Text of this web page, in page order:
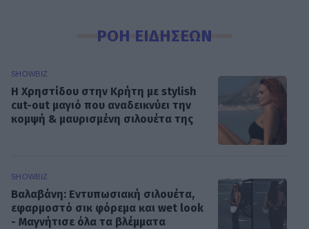
ΡΟΗ ΕΙΔΗΣΕΩΝ
SHOWBIZ
Η Χρηστίδου στην Κρήτη με stylish
cut-out μαγιό που αναδεικνύει την
κομψή & μαυρισμένη σιλουέτα της
SHOWBIZ
Βαλαβάνη: Εντυπωσιακή σιλουέτα,
εφαρμοστό σικ φόρεμα και wet look
- Μαγνήτισε όλα τα βλέμματα